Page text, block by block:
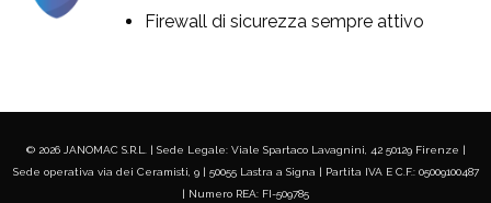
Firewall di sicurezza sempre attivo
© 2026 JANOMAC S.R.L. | Sede Legale: Viale Spartaco Lavagnini, 42 50129 Firenze |
Sede operativa via dei Ceramisti, 9 | 50055 Lastra a Signa | Partita IVA E C.F.: 05009100487
| Numero REA: FI-509785